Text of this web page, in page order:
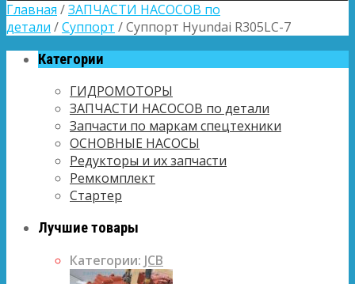
Главная /ЗАПЧАСТИ НАСОСОВ по
детали /Суппорт / Суппорт Hyundai R305LC-7
Категории
ГИДРОМОТОРЫ
ЗАПЧАСТИ НАСОСОВ по детали
Запчасти по маркам спецтехники
ОСНОВНЫЕ НАСОСЫ
Редукторы и их запчасти
Ремкомплект
Стартер
Лучшие товары
Категории: JCB